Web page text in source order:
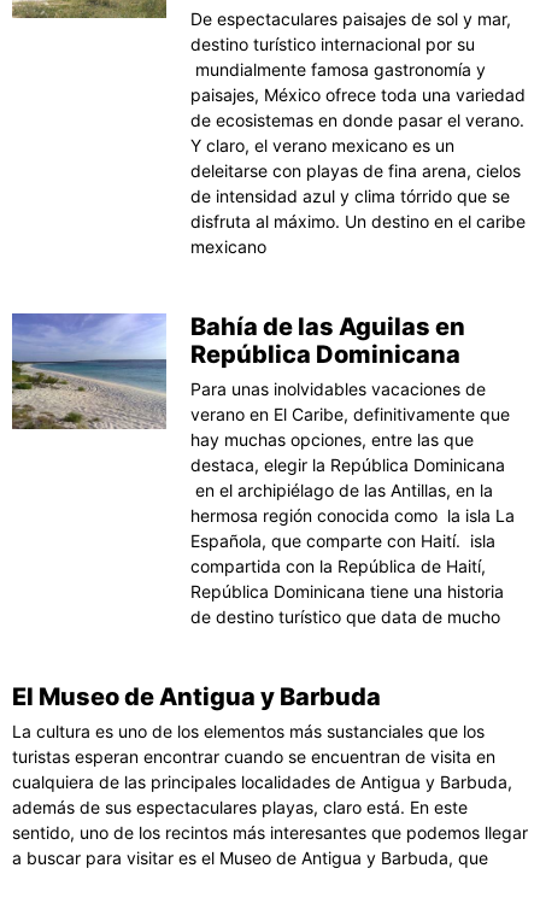
De espectaculares paisajes de sol y mar,
destino turístico internacional por su
mundialmente famosa gastronomía y
paisajes, México ofrece toda una variedad
de ecosistemas en donde pasar el verano.
Y claro, el verano mexicano es un
deleitarse con playas de fina arena, cielos
de intensidad azul y clima tórrido que se
disfruta al máximo. Un destino en el caribe
mexicano
Bahía de las Aguilas en
República Dominicana
Para unas inolvidables vacaciones de
verano en El Caribe, definitivamente que
hay muchas opciones, entre las que
destaca, elegir la República Dominicana
en el archipiélago de las Antillas, en la
hermosa región conocida como la isla La
Española, que comparte con Haití. isla
compartida con la República de Haití,
República Dominicana tiene una historia
de destino turístico que data de mucho
El Museo de Antigua y Barbuda
La cultura es uno de los elementos más sustanciales que los
turistas esperan encontrar cuando se encuentran de visita en
cualquiera de las principales localidades de Antigua y Barbuda,
además de sus espectaculares playas, claro está. En este
sentido, uno de los recintos más interesantes que podemos llegar
a buscar para visitar es el Museo de Antigua y Barbuda, que